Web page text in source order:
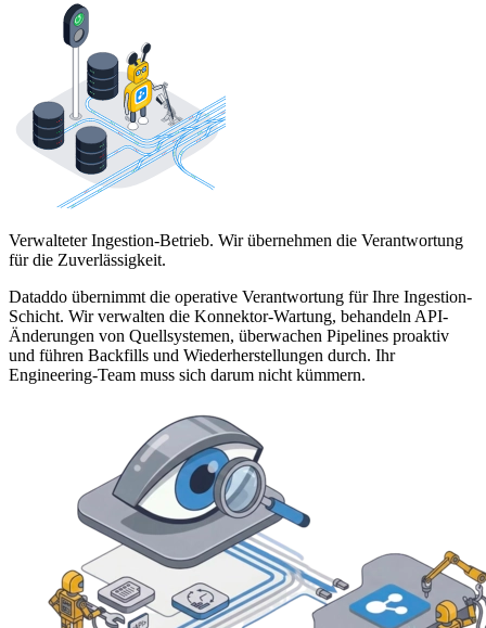
Verwalteter Ingestion-Betrieb. Wir übernehmen die Verantwortung
für die Zuverlässigkeit.
Dataddo übernimmt die operative Verantwortung für Ihre Ingestion-
Schicht. Wir verwalten die Konnektor-Wartung, behandeln API-
Änderungen von Quellsystemen, überwachen Pipelines proaktiv
und führen Backfills und Wiederherstellungen durch. Ihr
Engineering-Team muss sich darum nicht kümmern.